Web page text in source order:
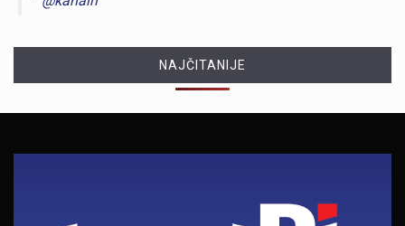
NAJČITANIJE